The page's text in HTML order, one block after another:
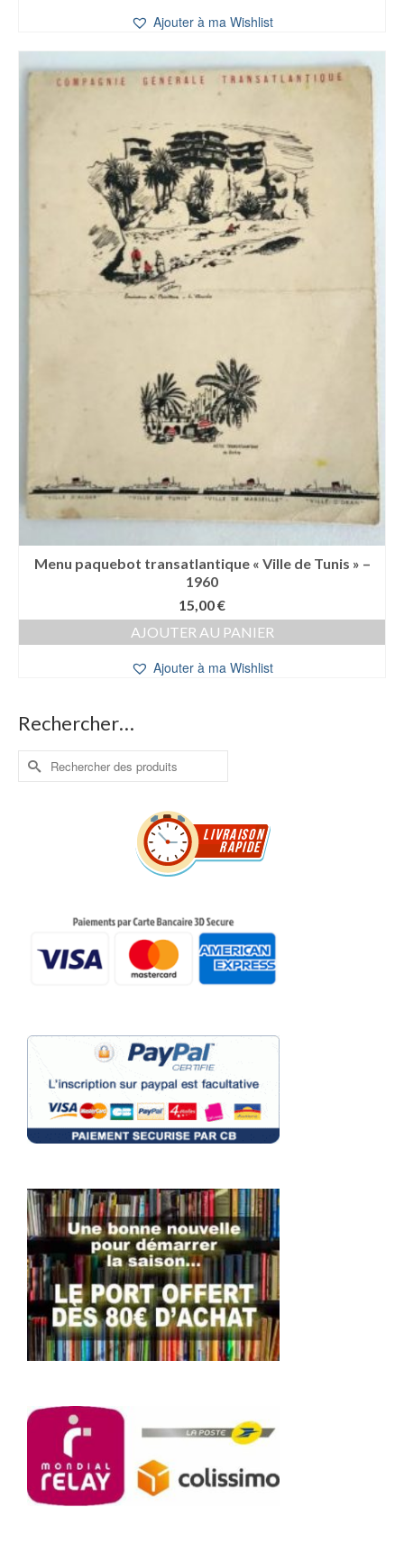
Ajouter à ma Wishlist
Menu paquebot transatlantique « Ville de Tunis » –
1960
15,00€
AJOUTER AU PANIER
Ajouter à ma Wishlist
Rechercher…
Rechercher :